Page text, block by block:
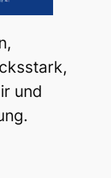
und